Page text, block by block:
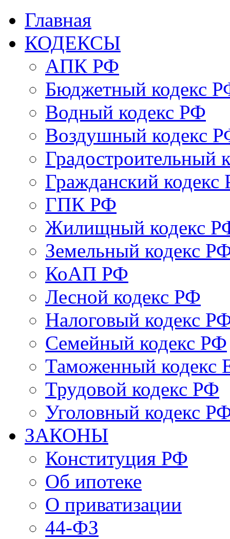
Главная
КОДЕКСЫ
АПК РФ
Бюджетный кодекс
Водный кодекс РФ
Воздушный кодекс
Градостроительный
Гражданский кодекс
ГПК РФ
Жилищный кодекс
Земельный кодекс
КоАП РФ
Лесной кодекс РФ
Налоговый кодекс
Семейный кодекс РФ
Таможенный
Трудовой кодекс РФ
Уголовный кодекс
ЗАКОНЫ
Конституция РФ
Об ипотеке
О приватизации
44-ФЗ